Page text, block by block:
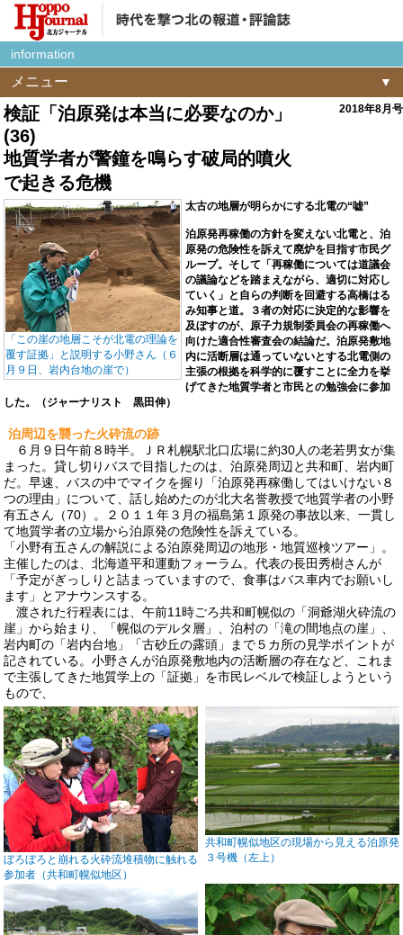
information
メニュー
検証「泊原発は本当に必要なのか」
(36)
地質学者が警鐘を鳴らす破局的噴火
で起きる危機
2018年8月号
「この崖の地層こそが北電の理論を
覆す証拠」と説明する小野さん（６
月９日、岩内台地の崖で）
太古の地層が明らかにする北電の“嘘”
泊原発再稼働の方針を変えない北電と、泊
原発の危険性を訴えて廃炉を目指す市民グ
ループ。そして「再稼働については道議会
の議論などを踏まえながら、適切に対応し
ていく」と自らの判断を回避する高橋はる
み知事と道。３者の対応に決定的な影響を
及ぼすのが、原子力規制委員会の再稼働へ
向けた適合性審査会の結論だ。泊原発敷地
内に活断層は通っていないとする北電側の
主張の根拠を科学的に覆すことに全力を挙
げてきた地質学者と市民との勉強会に参加
した。（ジャーナリスト 黒田伸）
泊周辺を襲った火砕流の跡
６月９日午前８時半。ＪＲ札幌駅北口広場に約30人の老若男女が集
まった。貸し切りバスで目指したのは、泊原発周辺と共和町、岩内町
だ。早速、バスの中でマイクを握り「泊原発再稼働してはいけない８
つの理由」について、話し始めたのが北大名誉教授で地質学者の小野
有五さん（70）。２０１１年３月の福島第１原発の事故以来、一貫し
て地質学者の立場から泊原発の危険性を訴えている。
「小野有五さんの解説による泊原発周辺の地形・地質巡検ツアー」。
主催したのは、北海道平和運動フォーラム。代表の長田秀樹さんが
「予定がぎっしりと詰まっていますので、食事はバス車内でお願いし
ます」とアナウンスする。
渡された行程表には、午前11時ごろ共和町幌似の「洞爺湖火砕流の
崖」から始まり、「幌似のデルタ層」、泊村の「滝の間地点の崖」、
岩内町の「岩内台地」「古砂丘の露頭」まで５カ所の見学ポイントが
記されている。小野さんが泊原発敷地内の活断層の存在など、これま
で主張してきた地質学上の「証拠」を市民レベルで検証しようという
もので、
ぼろぼろと崩れる火砕流堆積物に触れる
参加者（共和町幌似地区）
共和町幌似地区の現場から見える泊原発
３号機（左上）